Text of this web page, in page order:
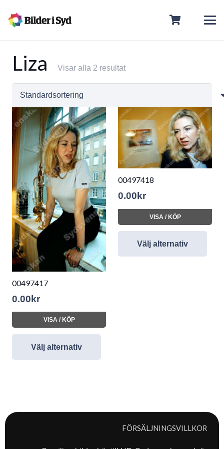
Liza Visar alla 2 resultat
00497417
0.00kr
VISA / KÖP
Välj alternativ
00497418
0.00kr
VISA / KÖP
Välj alternativ
FÖRSÄLJNINGSVILLKOR